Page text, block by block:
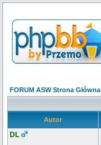
FORUM ASW Strona Główna
Autor
DL